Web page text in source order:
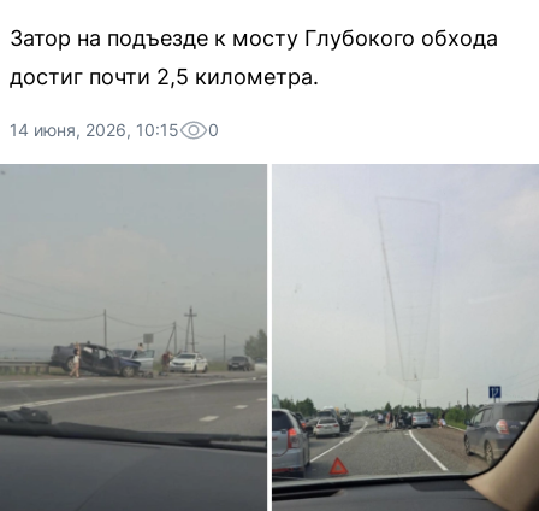
Затор на подъезде к мосту Глубокого обхода
достиг почти 2,5 километра.
14 июня, 2026, 10:15 0